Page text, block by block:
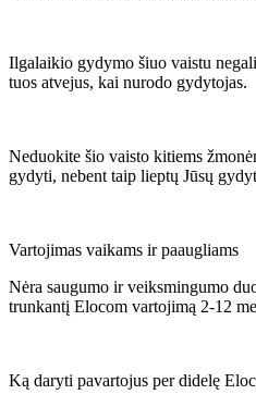
Ilgalaikio gydymo šiuo vaistu
tuos atvejus, kai nurodo gydytojas.
Neduokite šio vaisto kitiems
gydyti, nebent taip lieptų Jūsų
Vartojimas vaikams ir paaugliams
Nėra saugumo ir veiksmingumo
trunkantį Elocom vartojimą 2-12
Ką daryti pavartojus per didelę